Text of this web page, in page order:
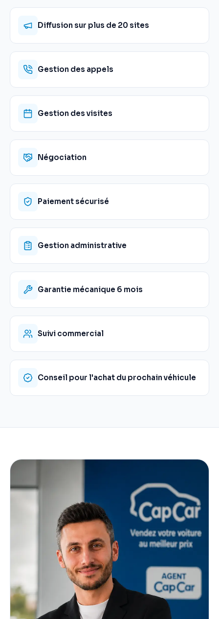
Diffusion sur plus de 20 sites
Gestion des appels
Gestion des visites
Négociation
Paiement sécurisé
Gestion administrative
Garantie mécanique 6 mois
Suivi commercial
Conseil pour l'achat du prochain véhicule